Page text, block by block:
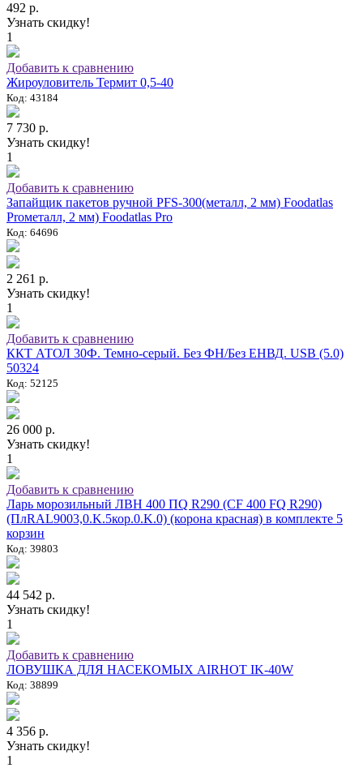
492 р.
Узнать скидку!
1
Добавить к сравнению
Жироуловитель Термит 0,5-40
Код: 43184
7 730 р.
Узнать скидку!
1
Добавить к сравнению
Запайщик пакетов ручной PFS-300(металл, 2 мм) Foodatlas
Proметалл, 2 мм) Foodatlas Pro
Код: 64696
2 261 р.
Узнать скидку!
1
Добавить к сравнению
ККТ АТОЛ 30Ф. Темно-серый. Без ФН/Без ЕНВД. USB (5.0)
50324
Код: 52125
26 000 р.
Узнать скидку!
1
Добавить к сравнению
Ларь морозильный ЛВН 400 ПQ R290 (СF 400 FQ R290)
(ПлRAL9003,0.K.5кор.0.K.0) (корона красная) в комплекте 5
корзин
Код: 39803
44 542 р.
Узнать скидку!
1
Добавить к сравнению
ЛОВУШКА ДЛЯ НАСЕКОМЫХ AIRHOT IK-40W
Код: 38899
4 356 р.
Узнать скидку!
1